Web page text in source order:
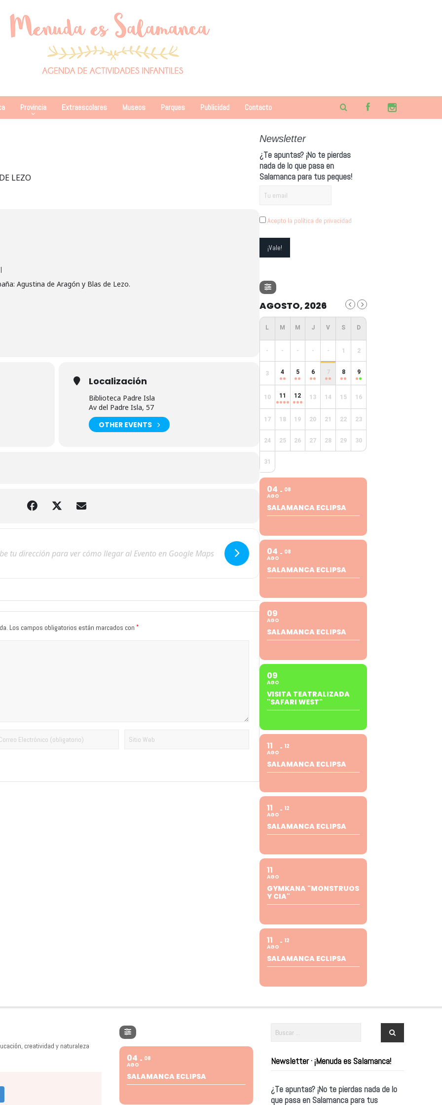
Provincia Extraescolares Museos Parques Publicidad Contacto
LEZO
Agustina de Aragón y Blas de Lezo.
Localización
Biblioteca Padre Isla
Av del Padre Isla, 57
OTHER EVENTS
Los campos obligatorios están marcados con *
Newsletter
¿Te apuntas? ¡No te pierdas
nada de lo que pasa en
Salamanca para tus peques!
Acepto la política de privacidad
AGOSTO, 2026
- - - - - 1 2
3 4 5 6 7 8 9
10 11 12 13 14 15 16
17 18 19 20 21 22 23
24 25 26 27 28 29 30
31
04
AGO
08
SALAMANCA ECLIPSA
04
AGO
08
SALAMANCA ECLIPSA
09
AGO
SALAMANCA ECLIPSA
09
AGO
VISITA TEATRALIZADA
"SAFARI WEST"
11
AGO
12
SALAMANCA ECLIPSA
11
AGO
12
SALAMANCA ECLIPSA
11
AGO
GYMKANA "MONSTRUOS
Y CIA"
11
AGO
12
SALAMANCA ECLIPSA
creatividad y naturaleza
04
AGO
08
SALAMANCA ECLIPSA
Newsletter · ¡Menuda es Salamanca!
¿Te apuntas? ¡No te pierdas nada de lo
que pasa en Salamanca para tus